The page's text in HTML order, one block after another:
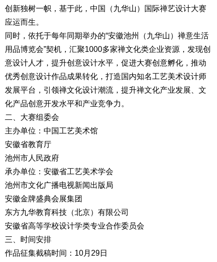
创新独树一帜，基于此，中国（九华山）国际禅艺设计大赛
应运而生。
同时，依托于每年同期举办的“安徽池州（九华山）禅意生活
用品博览会”契机，汇聚1000多家禅文化类企业资源，发现创
意设计人才，提升创意设计水平，促进大赛创意孵化，推动
优秀创意设计作品成果转化，打造国内知名工艺美术设计师
发展平台，引领禅文化设计潮流，提升禅文化产业发展、文
化产品创意开发水平和产业竞争力。
二、大赛组委会
主办单位：中国工艺美术馆
安徽省教育厅
池州市人民政府
承办单位：安徽省工艺美术学会
池州市文化广播电视新闻出版局
安徽金牌盛典会展集团
东方九华教育科技（北京）有限公司
安徽省高等学校设计学类专业合作委员会
三、时间安排
作品征集截稿时间：10月29日